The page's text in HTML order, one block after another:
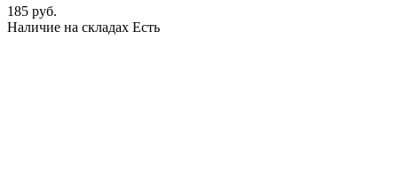
185 руб.
Наличие на складах Есть